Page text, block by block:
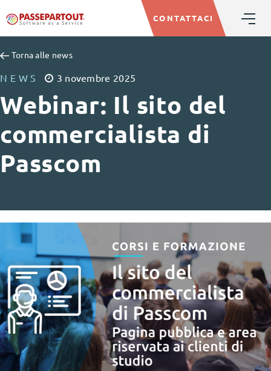
CONTATTACI
Torna alle news
NEWS 3 novembre 2025
Webinar: Il sito del
commercialista di
Passcom